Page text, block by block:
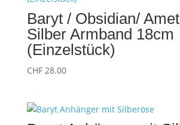
Baryt / Obsidian/
Silber Armband 18cm
(Einzelstück)
CHF28.00